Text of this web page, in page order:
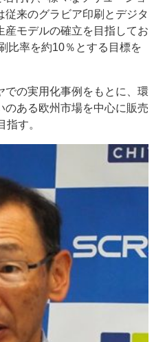
従来のグラビア印刷とデジタ
産モデルの確立を目指してお
比率を約10％とする目標を
の実用化事例をもとに、環
ある欧州市場を中心に販売
す。